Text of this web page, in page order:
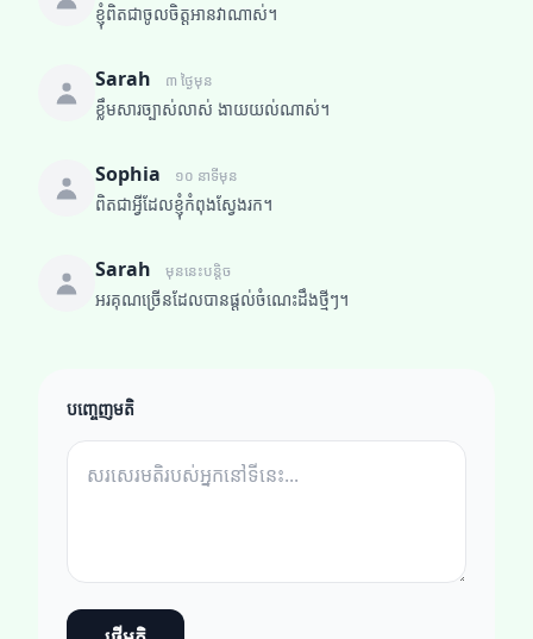
ខ្ញុំពិតជាចូលចិត្តអានវាណាស់។
Sarah ៣ ថ្ងៃមុន
ខ្លឹមសារច្បាស់លាស់ ងាយយល់ណាស់។
Sophia ១០ នាទីមុន
ពិតជាអ្វីដែលខ្ញុំកំពុងស្វែងរក។
Sarah មុននេះបន្តិច
អរគុណច្រើនដែលបានផ្តល់ចំណេះដឹងថ្មីៗ។
បញ្ចេញមតិ